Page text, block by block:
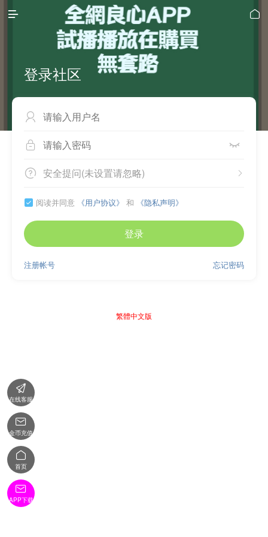
 
登录社区

 
 
安全提问(未设置请忽略)
 阅读并同意 《用户协议》 和 《隐私声明》
登录
忘记密码
注册帐号
繁體中文版

在线客服

金币充值

首页

APP下载